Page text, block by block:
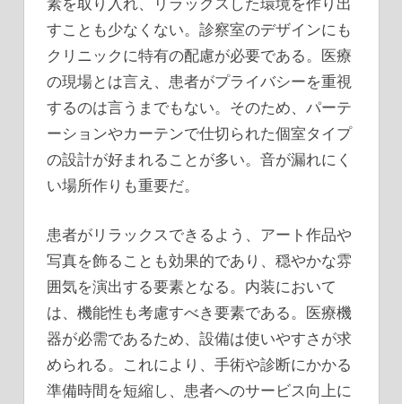
すことも少なくない。診察室のデザインにも
クリニックに特有の配慮が必要である。医療
の現場とは言え、患者がプライバシーを重視
するのは言うまでもない。そのため、パーテ
ーションやカーテンで仕切られた個室タイプ
の設計が好まれることが多い。音が漏れにく
い場所作りも重要だ。
患者がリラックスできるよう、アート作品や
写真を飾ることも効果的であり、穏やかな雰
囲気を演出する要素となる。内装において
は、機能性も考慮すべき要素である。医療機
器が必需であるため、設備は使いやすさが求
められる。これにより、手術や診断にかかる
準備時間を短縮し、患者へのサービス向上に